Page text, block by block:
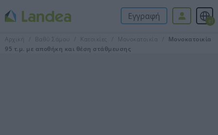
Εγγραφή el
Αρχική Βαθύ Σάμου Κατοικίες Μονοκατοικία
Μονοκατοικία
95 τ.μ. με αποθήκη και θέση στάθμευσης